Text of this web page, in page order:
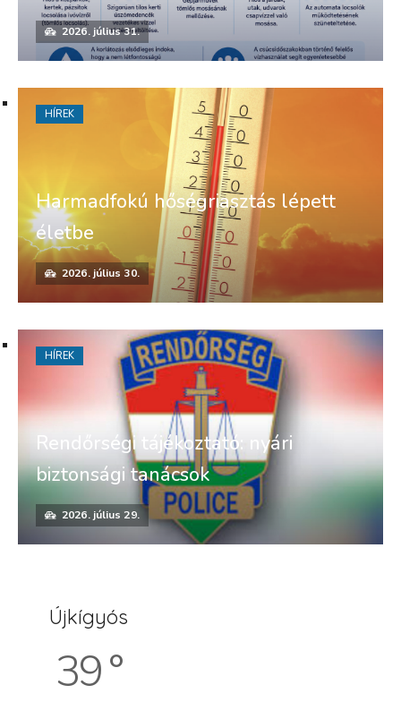
2026. július 31.
Harmadfokú hőségriasztás lépett
életbe
2026. július 30.
HÍREK
Rendőrségi tájékoztató: nyári
biztonsági tanácsok
2026. július 29.
HÍREK
Újkígyós
39 °